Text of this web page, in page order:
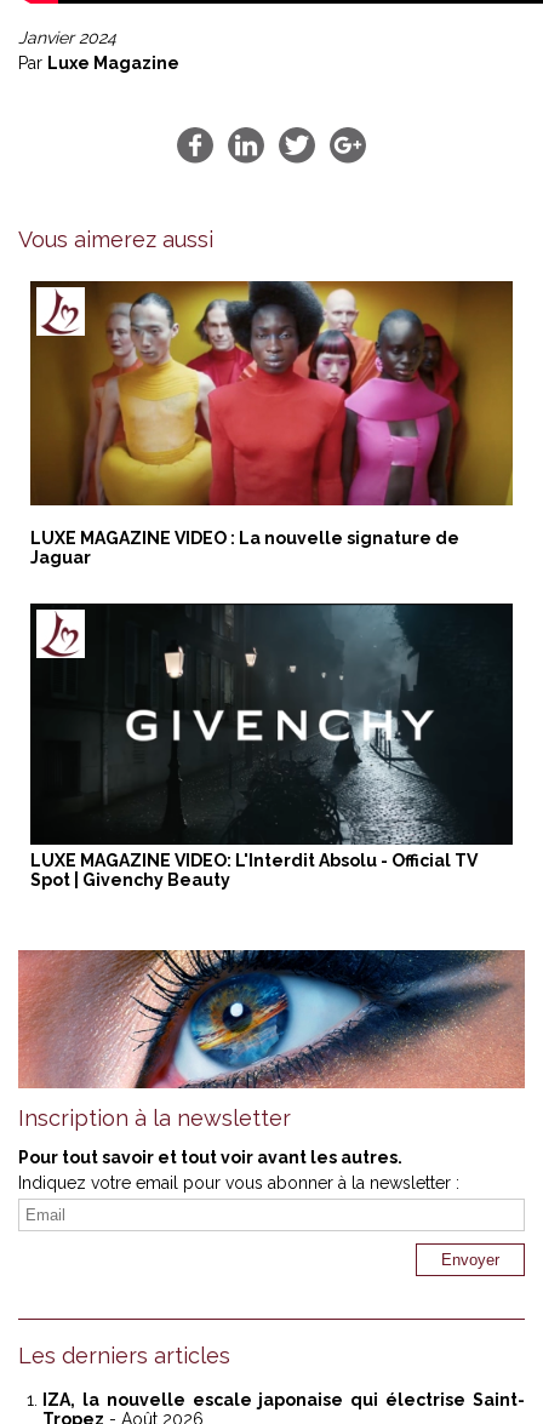
Janvier 2024
Par Luxe Magazine
Vous aimerez aussi
LUXE MAGAZINE VIDEO : La nouvelle signature de
Jaguar
LUXE MAGAZINE VIDEO: L'Interdit Absolu - Official TV
Spot | Givenchy Beauty
Inscription à la newsletter
Pour tout savoir et tout voir avant les autres.
Indiquez votre email pour vous abonner à la newsletter :
Les derniers articles
IZA, la nouvelle escale japonaise qui électrise Saint-
Tropez - Août 2026